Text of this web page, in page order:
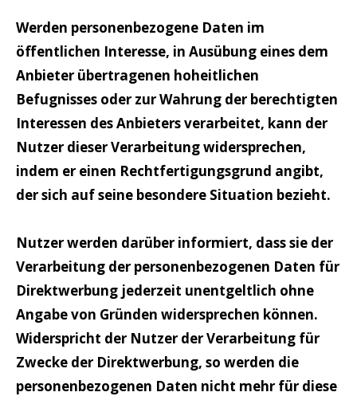
Werden personenbezogene Daten im
öffentlichen Interesse, in Ausübung eines dem
Anbieter übertragenen hoheitlichen
Befugnisses oder zur Wahrung der berechtigten
Interessen des Anbieters verarbeitet, kann der
Nutzer dieser Verarbeitung widersprechen,
indem er einen Rechtfertigungsgrund angibt,
der sich auf seine besondere Situation bezieht.
Nutzer werden darüber informiert, dass sie der
Verarbeitung der personenbezogenen Daten für
Direktwerbung jederzeit unentgeltlich ohne
Angabe von Gründen widersprechen können.
Widerspricht der Nutzer der Verarbeitung für
Zwecke der Direktwerbung, so werden die
personenbezogenen Daten nicht mehr für diese